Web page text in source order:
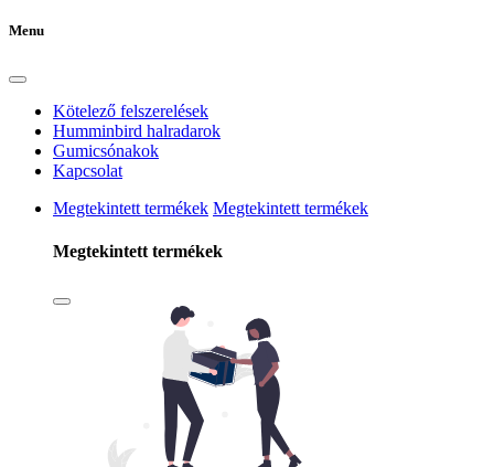
Menu
Kötelező felszerelések
Humminbird halradarok
Gumicsónakok
Kapcsolat
Megtekintett termékek Megtekintett termékek
Megtekintett termékek